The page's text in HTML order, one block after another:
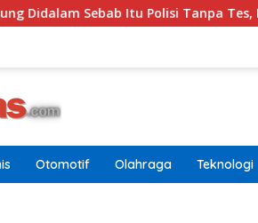
Itu Polisi Tanpa Tes, Polri: Tetap
Otomotif Olahraga Teknologi